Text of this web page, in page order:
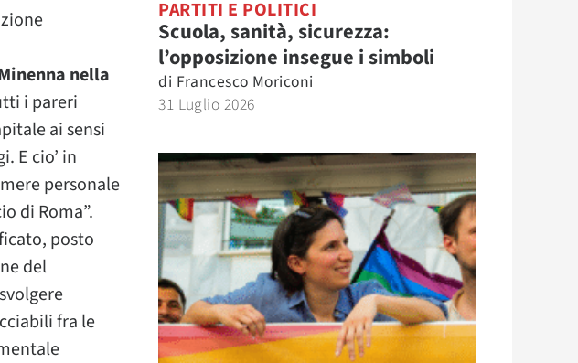
nella
i pareri
ai sensi
E cio’ in
personale
di Roma”.
posto
del
fra le
PARTITI E POLITICI
Scuola, sanità, sicurezza:
l’opposizione insegue i simboli
di Francesco Moriconi
31 Luglio 2026